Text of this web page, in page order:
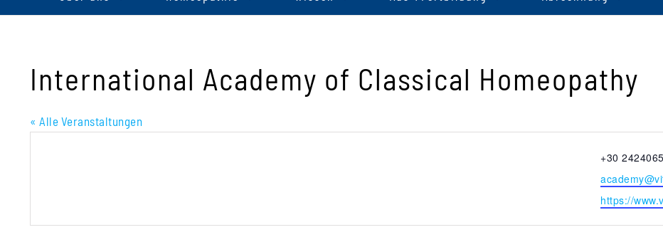
International Academy of Classical Homeopathy
« Alle Veranstaltungen
Telefon
+30
Email
Webseite
https://